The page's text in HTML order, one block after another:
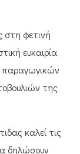
στη φετινή
ευκαιρία
παραγωγικών
της
καλεί τις
δηλώσουν